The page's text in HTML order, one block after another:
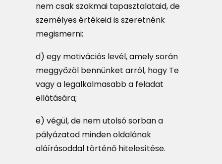
nem csak szakmai tapasztalataid, de
személyes értékeid is szeretnénk
megismerni;
d) egy motivációs levél, amely során
meggyőzöl bennünket arról, hogy Te
vagy a legalkalmasabb a feladat
ellátására;
e) végül, de nem utolsó sorban a
pályázatod minden oldalának
aláírásoddal történő hitelesítése.